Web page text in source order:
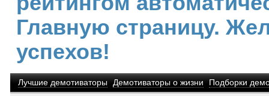
Главную страницу.
успехов!
Лучшие демотиваторы Демотиваторы о жизни Подборки